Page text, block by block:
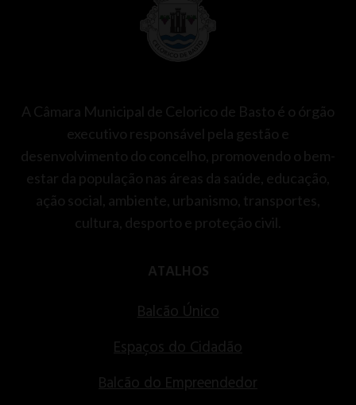
A Câmara Municipal de Celorico de Basto é o órgão
executivo responsável pela gestão e
desenvolvimento do concelho, promovendo o bem-
estar da população nas áreas da saúde, educação,
ação social, ambiente, urbanismo, transportes,
cultura, desporto e proteção civil.
ATALHOS
Balcão Único
Espaços do Cidadão
Balcão do Empreendedor